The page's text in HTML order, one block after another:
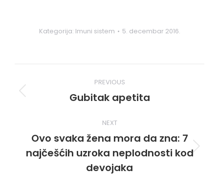
Kategorija: Imuni sistem 5. decembar 2016.
navigation
PREVIOUS
Previous
Gubitak apetita
NEXT
Next
post:
Ovo svaka žena mora da zna: 7
najčešćih uzroka neplodnosti kod
devojaka